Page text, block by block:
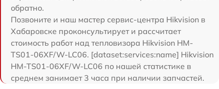
обратно.
Позвоните и наш мастер сервис-центра Hikvision в
Хабаровске проконсультирует и рассчитает
стоимость работ над тепловизора Hikvision HM-
TS01-06XF/W-LC06. [dataset:services:name] Hikvision
HM-TS01-06XF/W-LC06 по нашей статистике в
среднем занимает 3 часа при наличии запчастей.